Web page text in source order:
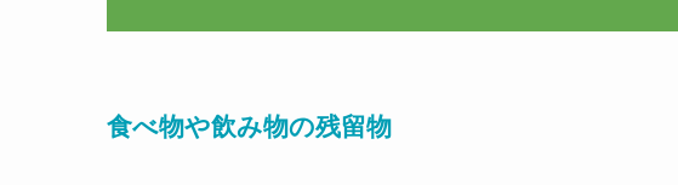
食べ物や飲み物の残留物